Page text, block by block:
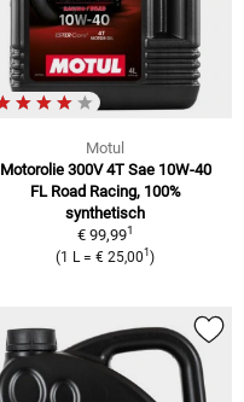
Motul
Motorolie 300V 4T Sae 10W-40
FL Road Racing, 100%
synthetisch
€ 99,991
(1 L = € 25,001 )